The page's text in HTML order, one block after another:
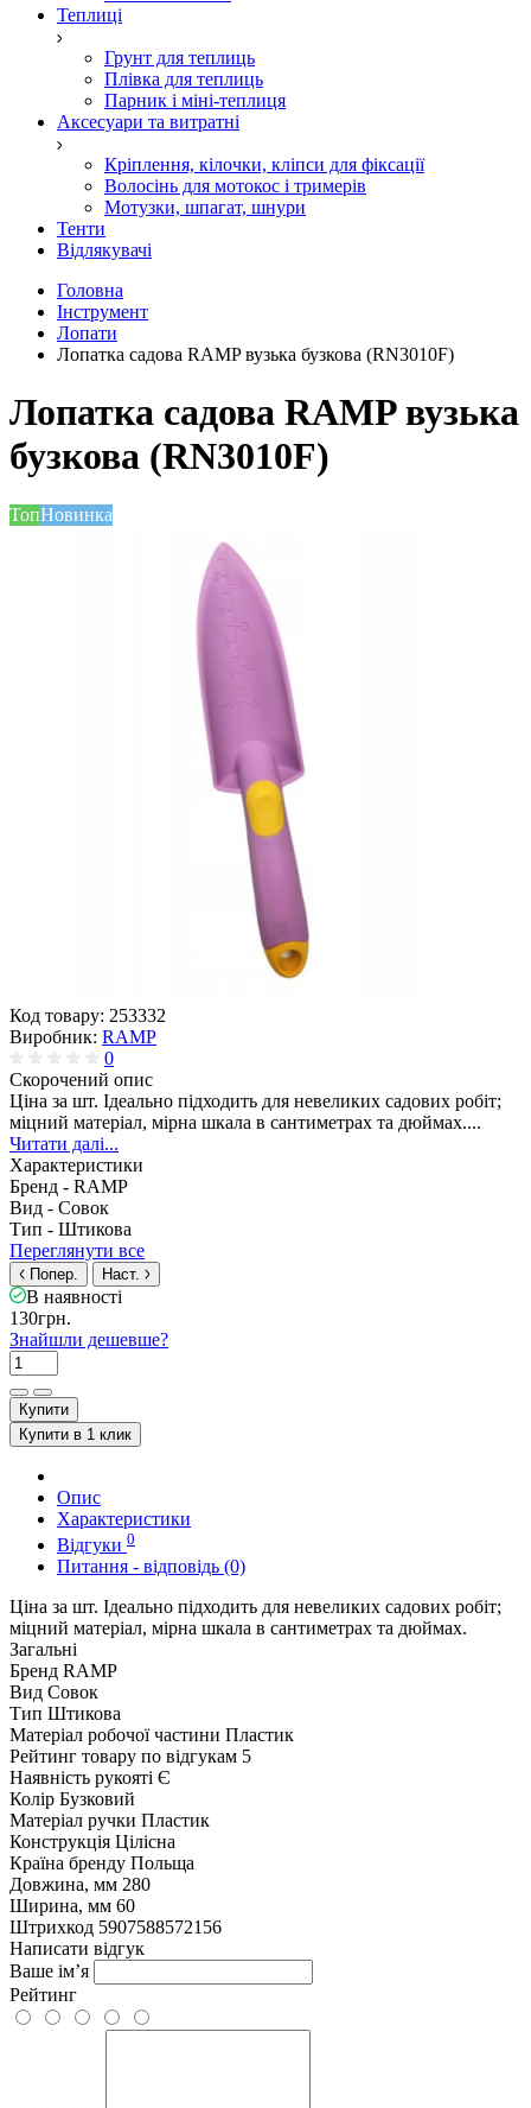
Теплиці
Грунт для теплиць
Плівка для теплиць
Парник і міні-теплиця
Аксесуари та витратні
Кріплення, кілочки, кліпси для фіксації
Волосінь для мотокос і тримерів
Мотузки, шпагат, шнури
Тенти
Відлякувачі
Головна
Інструмент
Лопати
Лопатка садова RAMP вузька бузкова (RN3010F)
Лопатка садова RAMP вузька
бузкова (RN3010F)
ТопНовинка
Код товару: 253332
Виробник: RAMP
0
Скорочений опис
Ціна за шт. Ідеально підходить для невеликих садових робіт;
міцний матеріал, мірна шкала в сантиметрах та дюймах....
Читати далі...
Характеристики
Бренд - RAMP
Вид - Совок
Тип - Штикова
Переглянути все
Попер. Наст.
В наявності
130грн.
Знайшли дешевше?
Купити
Купити в 1 клик
Опис
Характеристики
Відгуки 0
Питання - відповідь (0)
Ціна за шт. Ідеально підходить для невеликих садових робіт;
міцний матеріал, мірна шкала в сантиметрах та дюймах.
Загальні
Бренд RAMP
Вид Совок
Тип Штикова
Матеріал робочої частини Пластик
Рейтинг товару по відгукам 5
Наявність рукояті Є
Колір Бузковий
Матеріал ручки Пластик
Конструкція Цілісна
Країна бренду Польща
Довжина, мм 280
Ширина, мм 60
Штрихкод 5907588572156
Написати відгук
Ваше ім’я
Рейтинг